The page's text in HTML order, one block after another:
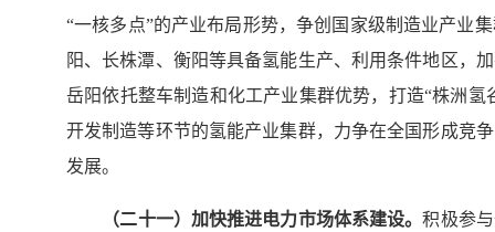
“一核多点”的产业布局形势，争创国家级制造业产
阳、长株潭、衡阳等具备氢能生产、利用条件地区，
岳阳依托整车制造和化工产业集群优势，打造“株洲
开发制造等环节的氢能产业集群，力争在全国形成竞
发展。
（二十一）加快推进电力市场体系建设。积极参